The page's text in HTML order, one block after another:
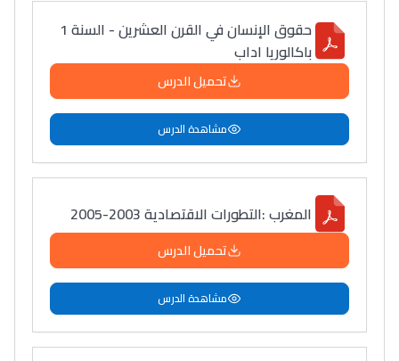
حقوق الإنسان في القرن العشرين - السنة 1
باكالوريا اداب
تحميل الدرس
مشاهدة الدرس
المغرب :التطورات الاقتصادية 2003-2005
تحميل الدرس
مشاهدة الدرس